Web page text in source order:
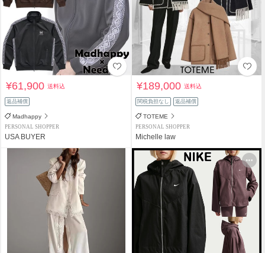
¥61,900送料込
返品補償
Madhappy
PERSONAL SHOPPER
USA BUYER
¥189,000送料込
関税負担なし 返品補償
TOTEME
PERSONAL SHOPPER
Michelle law